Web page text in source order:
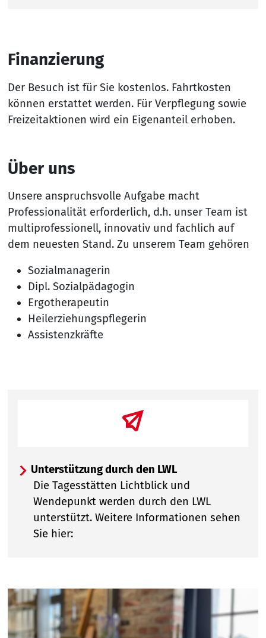
Finanzierung
Der Besuch ist für Sie kostenlos. Fahrtkosten
können erstattet werden. Für Verpflegung sowie
Freizeitaktionen wird ein Eigenanteil erhoben.
Über uns
Unsere anspruchsvolle Aufgabe macht
Professionalität erforderlich, d.h. unser Team ist
multiprofessionell, innovativ und fachlich auf
dem neuesten Stand. Zu unserem Team gehören
Sozialmanagerin
Dipl. Sozialpädagogin
Ergotherapeutin
Heilerziehungspflegerin
Assistenzkräfte
Unterstützung durch den LWL
Die Tagesstätten Lichtblick und
Wendepunkt werden durch den LWL
unterstützt. Weitere Informationen sehen
Sie hier: